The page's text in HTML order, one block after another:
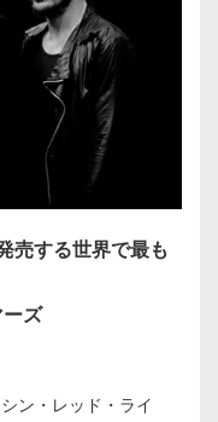
売する世界で最も
ズ
ン・レッド・ライ